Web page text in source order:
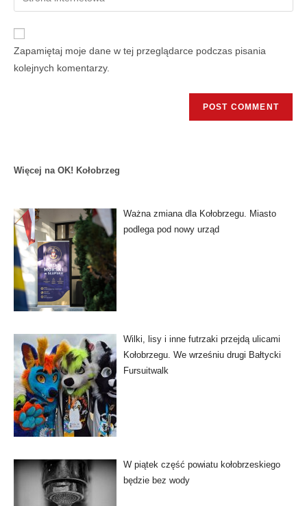
Zapamiętaj moje dane w tej przeglądarce podczas pisania
kolejnych komentarzy.
Więcej na OK! Kołobrzeg
Ważna zmiana dla Kołobrzegu. Miasto
podlega pod nowy urząd
Wilki, lisy i inne futrzaki przejdą ulicami
Kołobrzegu. We wrześniu drugi Bałtycki
Fursuitwalk
W piątek część powiatu kołobrzeskiego
będzie bez wody